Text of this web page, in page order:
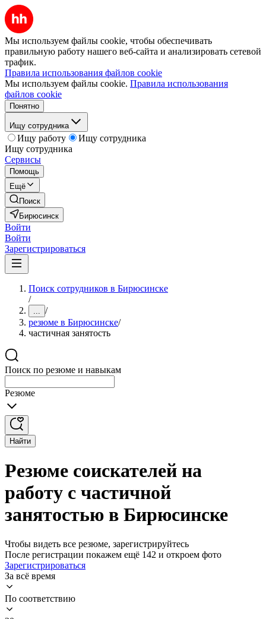
Мы используем файлы cookie, чтобы обеспечивать
правильную работу нашего веб-сайта и анализировать сетевой
трафик.
Правила использования файлов cookie
Мы используем файлы cookie. Правила использования
файлов cookie
Понятно
Ищу сотрудника
Ищу работу
Ищу сотрудника
Ищу сотрудника
Сервисы
Помощь
Ещё
Поиск
Бирюсинск
Войти
Войти
Зарегистрироваться
Поиск сотрудников в Бирюсинске
/
... /
резюме в Бирюсинске/
частичная занятость
Поиск по резюме и навыкам
Резюме
Найти
Резюме соискателей на
работу с частичной
занятостью в Бирюсинске
Чтобы видеть все резюме, зарегистрируйтесь
После регистрации покажем ещё 142 и откроем фото
Зарегистрироваться
За всё время
По соответствию